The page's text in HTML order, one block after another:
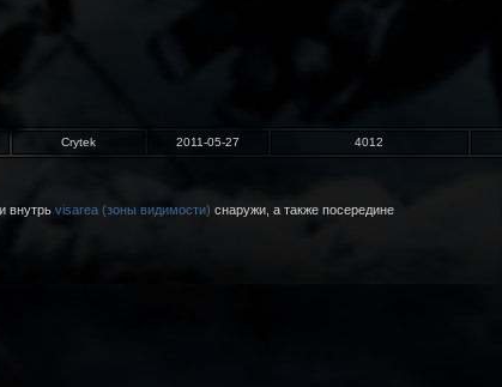
Crytek 2011-05-27 4012
внутрь visarea (зоны видимости) снаружи, а также посередине